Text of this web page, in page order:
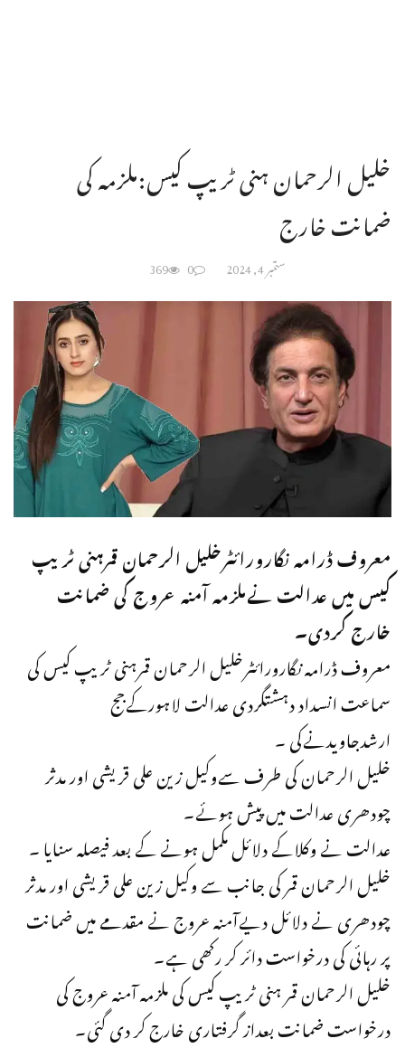
خلیل الرحمان ہنی ٹریپ کیس:ملزمہ کی
ضمانت خارج
ستمبر 4, 2024 0
369
معروف ڈرامہ نگارورائٹرخلیل الرحمان قمرہنی ٹریپ
کیس میں عدالت نےملزمہ آمنہ عروج کی ضمانت
خارج کردی۔
معروف ڈرامہ نگارورائٹرخلیل الرحمان قمرہنی ٹریپ کیس کی
سماعت انسداد دہشتگردی عدالت لاہورکےجج
ارشدجاویدنےکی ۔
خلیل الرحمان کی طرف سےوکیل زین علی قریشی اور مدثر
چودھری عدالت میں پیش ہوئے۔
عدالت نے وکلاکے دلائل مکمل ہونے کے بعد فیصلہ سنایا ۔
خلیل الرحمان قمر کی جانب سے وکیل زین علی قریشی اور مدثر
چودھری نے دلائل دیےآمنہ عروج نے مقدمے میں ضمانت
پر رہائی کی درخواست دائر کر رکھی ہے۔
خلیل الرحمان قمر ہنی ٹریپ کیس کی ملزمہ آمنہ عروج کی
درخواست ضمانت بعداز گرفتاری خارج کر دی گئی۔